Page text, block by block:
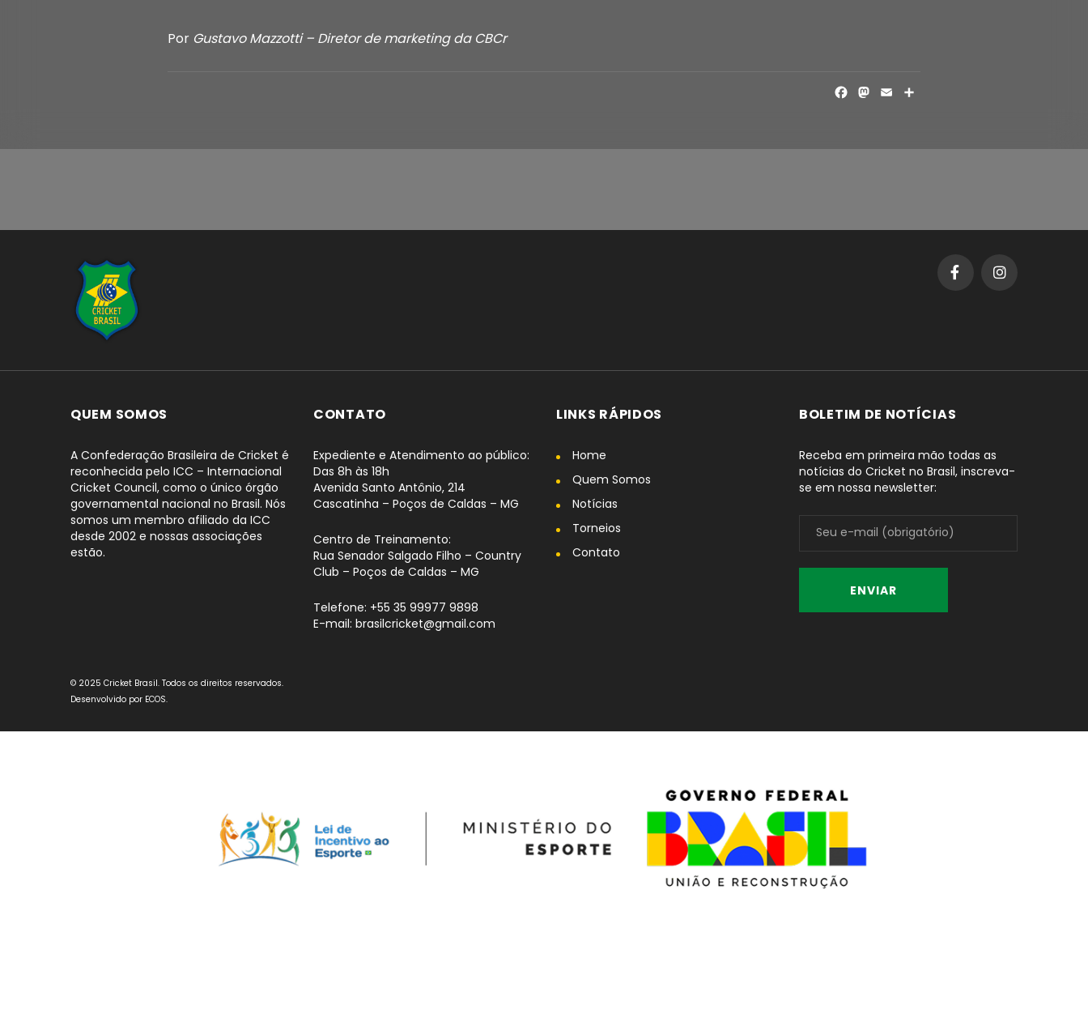
Por Gustavo Mazzotti – Diretor de marketing da CBCr
FACEBOOK
MASTODON
EMAIL
QUEM SOMOS
A Confederação Brasileira de Cricket é
reconhecida pelo ICC – Internacional
Cricket Council, como o único órgão
governamental nacional no Brasil. Nós
somos um membro afiliado da ICC
desde 2002 e nossas associações
estão.
CONTATO
Expediente e Atendimento ao público:
Das 8h às 18h
Avenida Santo Antônio, 214
Cascatinha – Poços de Caldas – MG
Centro de Treinamento:
Rua Senador Salgado Filho – Country
Club – Poços de Caldas – MG
Telefone: +55 35 99977 9898
E-mail: brasilcricket@gmail.com
LINKS RÁPIDOS
Home
Quem Somos
Notícias
Torneios
Contato
BOLETIM DE NOTÍCIAS
Receba em primeira mão todas as
notícias do Cricket no Brasil, inscreva-
se em nossa newsletter:
© 2025 Cricket Brasil. Todos os direitos reservados.
Desenvolvido por ECOS.